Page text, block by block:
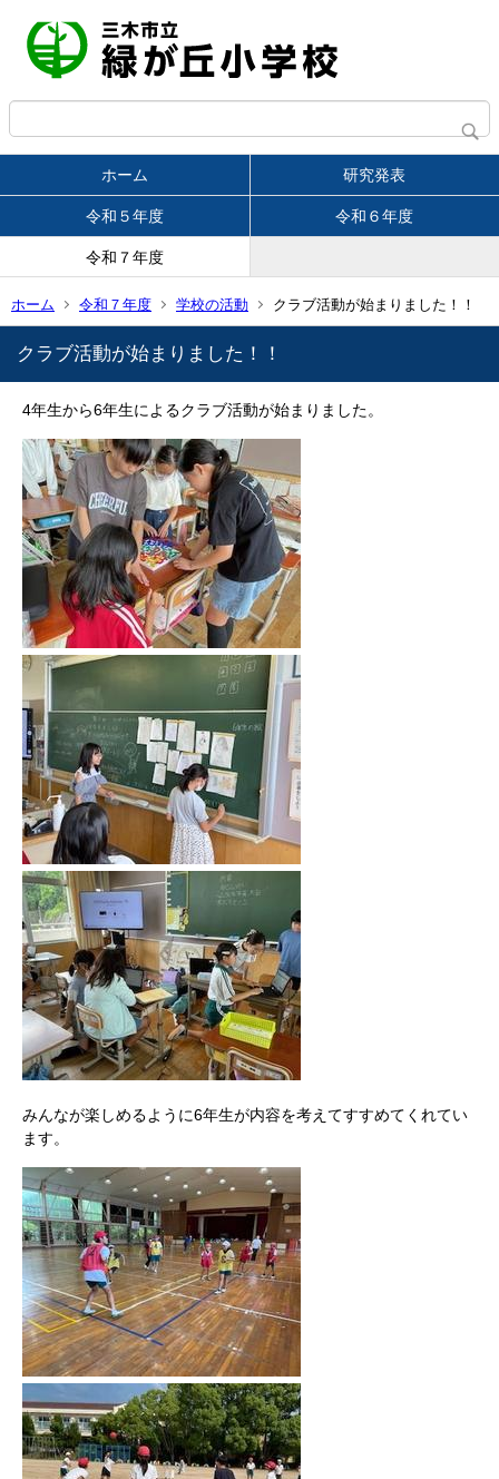
ホーム 研究発表
令和５年度 令和６年度
令和７年度
ホーム 令和７年度 学校の活動 クラブ活動が始まりました！！
クラブ活動が始まりました！！
4年生から6年生によるクラブ活動が始まりました。
みんなが楽しめるように6年生が内容を考えてすすめてくれてい
ます。